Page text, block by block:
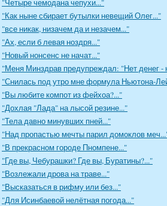
"Четыре чемодана чепухи..."
"Как ныне сбирает бутылки невещий Олег..."
"все никак, низачем да и незачем..."
"Ах, если б левая ноздря..."
"Новый нонсенс не начат..."
"Меня Минздрав предупреждал: "Нет денег -
"Снилась под утро мне формула Ньютона-
"Вы любите компот из фейхоа?..."
"Дохлая "Лада" на лысой резине..."
"Тела давно минувших пней..."
"Над пропастью мечты парил домоклов
"В прекрасном городе Пномпене..."
"Где вы, Чебурашки? Где вы, Буратины?..."
"Возлежали дрова на траве..."
"Высказаться в рифму или без..."
"Для Исинбаевой нелётная погода..."